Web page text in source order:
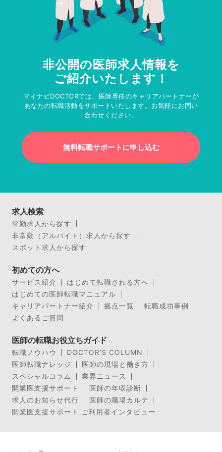
非公開の医師求人情報を
ご紹介いたします！
マイナビDOCTORでは、医師専任のキャリアパートナーが
あなたの転職活動をサポートいたします。お気軽にお問い
合わせください。
無料転職サポートに申し込む
求人検索
常勤求人から探す
非常勤（アルバイト）求人から探す
スポット求人から探す
初めての方へ
サービス紹介
はじめて転職される方へ
はじめての医師転職マニュアル
キャリアパートナー紹介
拠点一覧
転職成功事例
よくあるご質問
医師の転職お役立ちガイド
転職ノウハウ
DOCTOR’S COLUMN
医師転職ナレッジ
医師の現場と働き方
スペシャルコラム
業界ニュース
開業医支援サポート
医師の年収診断
求人のお知らせ代行
医師の職場カルテ
開業医支援サポート ご利用者インタビュー